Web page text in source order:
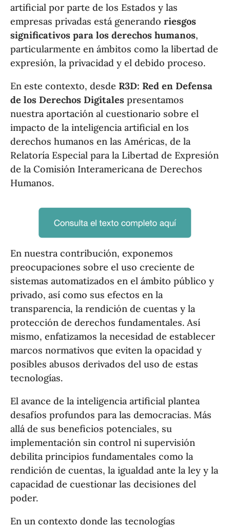
artificial por parte de los Estados y las
empresas privadas está generandoriesgos
significativos para los derechos humanos,
particularmente en ámbitos como la libertad de
expresión, la privacidad y el debido proceso.
En este contexto, desde R3D: Red en Defensa
de los Derechos Digitales presentamos
nuestra aportación al cuestionario sobre el
impacto de la inteligencia artificial en los
derechos humanos en las Américas, de la
Relatoría Especial para la Libertad de Expresión
de la Comisión Interamericana de Derechos
Humanos.
En nuestra contribución, exponemos
preocupaciones sobre el uso creciente de
sistemas automatizados en el ámbito público y
privado, así como sus efectos en la
transparencia, la rendición de cuentas y la
protección de derechos fundamentales. Así
mismo, enfatizamos la necesidad de establecer
marcos normativos que eviten la opacidad y
posibles abusos derivados del uso de estas
tecnologías.
El avance de la inteligencia artificial plantea
desafíos profundos para las democracias. Más
allá de sus beneficios potenciales, su
implementación sin control ni supervisión
debilita principios fundamentales como la
rendición de cuentas, la igualdad ante la ley y la
capacidad de cuestionar las decisiones del
poder.
En un contexto donde las tecnologías